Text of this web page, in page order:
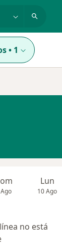
• 1
Lun
10 Ago
no está